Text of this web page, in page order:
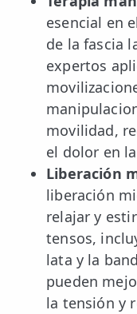
esencial en
de la fascia
expertos
movilidad,
el dolor en
Liberación
liberación
relajar y
tensos,
lata y la
pueden
la tensión y